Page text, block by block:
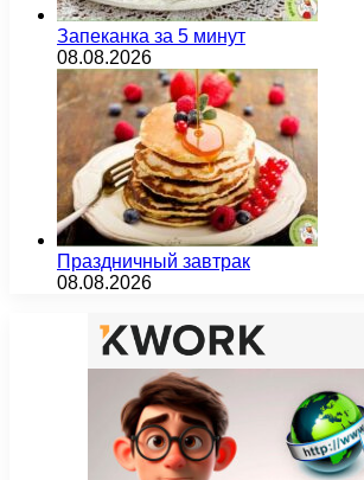
Запеканка за 5 минут
08.08.2026
Праздничный завтрак
08.08.2026